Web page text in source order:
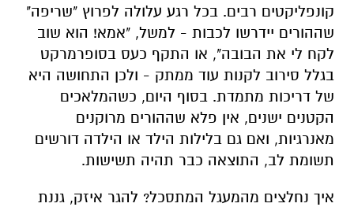
קונפליקטים רבים. בכל רגע עלולה לפרוץ "שריפה"
שההורים יידרשו לכבות - למשל, "אמא! הוא שוב
לקח לי את הבובה", או התקף כעס בסופרמרקט
בגלל סירוב לקנות עוד ממתק - ולכן התחושה היא
של דריכות מתמדת. בסוף היום, כשהמלאכים
הקטנים ישנים, אין פלא שההורים מרוקנים
מאנרגיות, ואם גם בלילות הילד או הילדה דורשים
תשומת לב, התוצאה כבר תהיה תשישות.
איך נחלצים מהמעגל המתסכל? להגר איזק, גננת